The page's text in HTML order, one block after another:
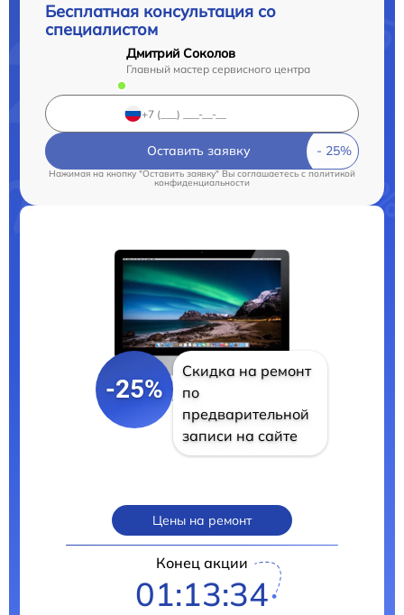
Бесплатная консультация со
специалистом
Дмитрий Соколов
Главный мастер сервисного центра
Оставить заявку
Нажимая на кнопку "Оставить заявку" Вы соглашаетесь cполитикой
конфиденциальности
-25%
Скидка на ремонт
по
предварительной
записи на сайте
Цены на ремонт
Конец акции
01:13:33